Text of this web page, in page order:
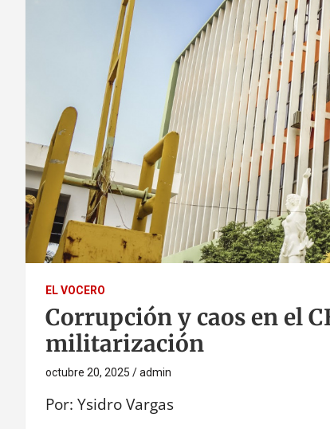
EL VOCERO
Corrupción y caos en el
militarización
octubre 20, 2025 admin
Por: Ysidro Vargas